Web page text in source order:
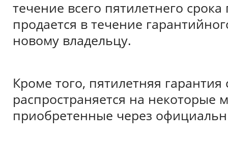
течение всего пятилетнего
продается в течение
новому владельцу.
Кроме того, пятилетняя
распространяется на некоторые
приобретенные через